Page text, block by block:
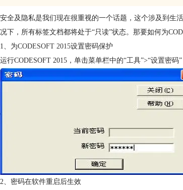
安全及隐私是我们现在很重视的一个话题，这个涉及到生
况下，所有标签文档都将处于“只读”状态。那要如何为
1、为CODESOFT 2015设置密码保护
运行CODESOFT 2015，单击菜单栏中的“工具”>“设置密
2、密码在软件重启后生效